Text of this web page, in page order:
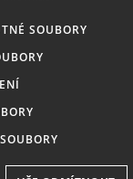
oblečení a celá
součástí zimních
špičkových
servismeny.
věnujeme
veškeré služby
SOUBORY